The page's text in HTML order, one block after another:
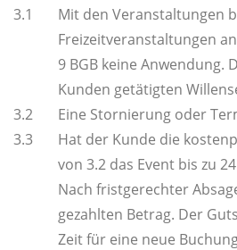
3.1
Mit den Veranstaltungen
Freizeitveranstaltungen
9 BGB keine
Kunden getätigten
3.2
Eine Stornierung oder
3.3
Hat der Kunde die
von 3.2 das Event bis zu
Nach fristgerechter
gezahlten Betrag. Der
Zeit für eine neue